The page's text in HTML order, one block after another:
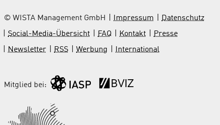
© WISTA Management GmbH Impressum
Datenschutz
Social-Media-Übersicht
FAQ Kontakt
Presse
Newsletter
RSS Werbung International
Mitglied bei: